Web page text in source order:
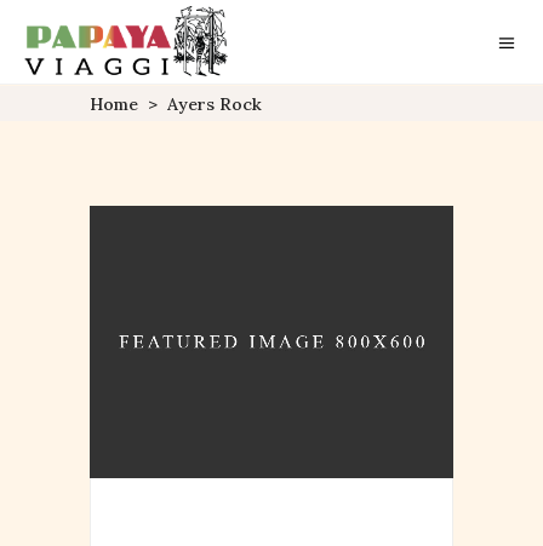
Home > Ayers Rock